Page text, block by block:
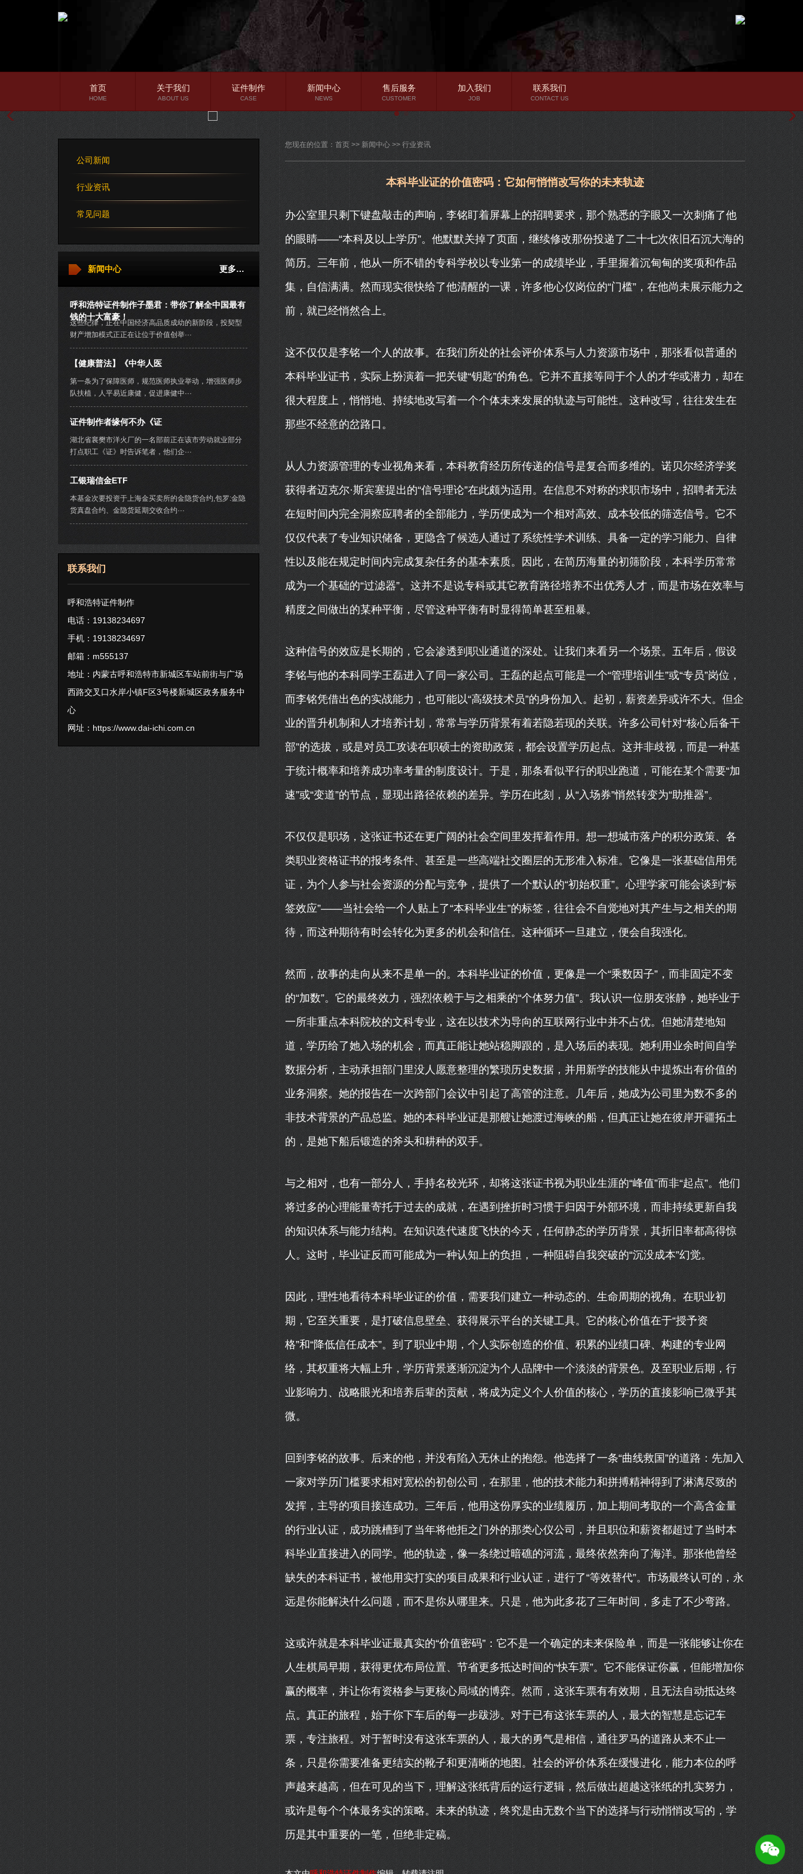
行业资讯
常见问题
首页
HOME
关于我们
ABOUT US
证件制作
CASE
新闻中心
NEWS
售后服务
CUSTOMER
加入我们
JOB
联系我们
CONTACT US
公司新闻
行业资讯
常见问题
更多…
新闻中心
呼和浩特证件制作子墨君：带你了解全中国最有
钱的十大富豪！
这些纪律，正在中国经济高品质成幼的新阶段，投契型
财产增加模式正正在让位于价值创举···
【健康普法】《中华人医
第一条为了保障医师，规范医师执业举动，增强医师步
队扶植，人平易近康健，促进康健中···
证件制作者缘何不办《证
湖北省襄樊市洋火厂的一名部前正在该市劳动就业部分
打点职工《证》时告诉笔者，他们企···
工银瑞信金ETF
本基金次要投资于上海金买卖所的金隐货合约,包罗:金隐
货真盘合约、金隐货延期交收合约···
联系我们
呼和浩特证件制作
电话：19138234697
手机：19138234697
邮箱：m555137
地址：内蒙古呼和浩特市新城区车站前街与广场
西路交叉口水岸小镇F区3号楼新城区政务服务中
心
网址： https://www.dai-ichi.com.cn
您现在的位置： 首页 >> 新闻中心 >> 行业资讯
本科毕业证的价值密码：它如何悄悄改写你的未来轨迹
办公室里只剩下键盘敲击的声响，李铭盯着屏幕上的招聘要求，那个熟悉的字眼又一次刺痛了他
的眼睛——“本科及以上学历”。他默默关掉了页面，继续修改那份投递了二十七次依旧石沉大海的
简历。三年前，他从一所不错的专科学校以专业第一的成绩毕业，手里握着沉甸甸的奖项和作品
集，自信满满。然而现实很快给了他清醒的一课，许多他心仪岗位的“门槛”，在他尚未展示能力之
前，就已经悄然合上。
这不仅仅是李铭一个人的故事。在我们所处的社会评价体系与人力资源市场中，那张看似普通的
本科毕业证书，实际上扮演着一把关键“钥匙”的角色。它并不直接等同于个人的才华或潜力，却在
很大程度上，悄悄地、持续地改写着一个个体未来发展的轨迹与可能性。这种改写，往往发生在
那些不经意的岔路口。
从人力资源管理的专业视角来看，本科教育经历所传递的信号是复合而多维的。诺贝尔经济学奖
获得者迈克尔·斯宾塞提出的“信号理论”在此颇为适用。在信息不对称的求职市场中，招聘者无法
在短时间内完全洞察应聘者的全部能力，学历便成为一个相对高效、成本较低的筛选信号。它不
仅仅代表了专业知识储备，更隐含了候选人通过了系统性学术训练、具备一定的学习能力、自律
性以及能在规定时间内完成复杂任务的基本素质。因此，在简历海量的初筛阶段，本科学历常常
成为一个基础的“过滤器”。这并不是说专科或其它教育路径培养不出优秀人才，而是市场在效率与
精度之间做出的某种平衡，尽管这种平衡有时显得简单甚至粗暴。
这种信号的效应是长期的，它会渗透到职业通道的深处。让我们来看另一个场景。五年后，假设
李铭与他的本科同学王磊进入了同一家公司。王磊的起点可能是一个“管理培训生”或“专员”岗位，
而李铭凭借出色的实战能力，也可能以“高级技术员”的身份加入。起初，薪资差异或许不大。但企
业的晋升机制和人才培养计划，常常与学历背景有着若隐若现的关联。许多公司针对“核心后备干
部”的选拔，或是对员工攻读在职硕士的资助政策，都会设置学历起点。这并非歧视，而是一种基
于统计概率和培养成功率考量的制度设计。于是，那条看似平行的职业跑道，可能在某个需要“加
速”或“变道”的节点，显现出路径依赖的差异。学历在此刻，从“入场券”悄然转变为“助推器”。
不仅仅是职场，这张证书还在更广阔的社会空间里发挥着作用。想一想城市落户的积分政策、各
类职业资格证书的报考条件、甚至是一些高端社交圈层的无形准入标准。它像是一张基础信用凭
证，为个人参与社会资源的分配与竞争，提供了一个默认的“初始权重”。心理学家可能会谈到“标
签效应”——当社会给一个人贴上了“本科毕业生”的标签，往往会不自觉地对其产生与之相关的期
待，而这种期待有时会转化为更多的机会和信任。这种循环一旦建立，便会自我强化。
然而，故事的走向从来不是单一的。本科毕业证的价值，更像是一个“乘数因子”，而非固定不变
的“加数”。它的最终效力，强烈依赖于与之相乘的“个体努力值”。我认识一位朋友张静，她毕业于
一所非重点本科院校的文科专业，这在以技术为导向的互联网行业中并不占优。但她清楚地知
道，学历给了她入场的机会，而真正能让她站稳脚跟的，是入场后的表现。她利用业余时间自学
数据分析，主动承担部门里没人愿意整理的繁琐历史数据，并用新学的技能从中提炼出有价值的
业务洞察。她的报告在一次跨部门会议中引起了高管的注意。几年后，她成为公司里为数不多的
非技术背景的产品总监。她的本科毕业证是那艘让她渡过海峡的船，但真正让她在彼岸开疆拓土
的，是她下船后锻造的斧头和耕种的双手。
与之相对，也有一部分人，手持名校光环，却将这张证书视为职业生涯的“峰值”而非“起点”。他们
将过多的心理能量寄托于过去的成就，在遇到挫折时习惯于归因于外部环境，而非持续更新自我
的知识体系与能力结构。在知识迭代速度飞快的今天，任何静态的学历背景，其折旧率都高得惊
人。这时，毕业证反而可能成为一种认知上的负担，一种阻碍自我突破的“沉没成本”幻觉。
因此，理性地看待本科毕业证的价值，需要我们建立一种动态的、生命周期的视角。在职业初
期，它至关重要，是打破信息壁垒、获得展示平台的关键工具。它的核心价值在于“授予资
格”和“降低信任成本”。到了职业中期，个人实际创造的价值、积累的业绩口碑、构建的专业网
络，其权重将大幅上升，学历背景逐渐沉淀为个人品牌中一个淡淡的背景色。及至职业后期，行
业影响力、战略眼光和培养后辈的贡献，将成为定义个人价值的核心，学历的直接影响已微乎其
微。
回到李铭的故事。后来的他，并没有陷入无休止的抱怨。他选择了一条“曲线救国”的道路：先加入
一家对学历门槛要求相对宽松的初创公司，在那里，他的技术能力和拼搏精神得到了淋漓尽致的
发挥，主导的项目接连成功。三年后，他用这份厚实的业绩履历，加上期间考取的一个高含金量
的行业认证，成功跳槽到了当年将他拒之门外的那类心仪公司，并且职位和薪资都超过了当时本
科毕业直接进入的同学。他的轨迹，像一条绕过暗礁的河流，最终依然奔向了海洋。那张他曾经
缺失的本科证书，被他用实打实的项目成果和行业认证，进行了“等效替代”。市场最终认可的，永
远是你能解决什么问题，而不是你从哪里来。只是，他为此多花了三年时间，多走了不少弯路。
这或许就是本科毕业证最真实的“价值密码”：它不是一个确定的未来保险单，而是一张能够让你在
人生棋局早期，获得更优布局位置、节省更多抵达时间的“快车票”。它不能保证你赢，但能增加你
赢的概率，并让你有资格参与更核心局域的博弈。然而，这张车票有有效期，且无法自动抵达终
点。真正的旅程，始于你下车后的每一步跋涉。对于已有这张车票的人，最大的智慧是忘记车
票，专注旅程。对于暂时没有这张车票的人，最大的勇气是相信，通往罗马的道路从来不止一
条，只是你需要准备更结实的靴子和更清晰的地图。社会的评价体系在缓慢进化，能力本位的呼
声越来越高，但在可见的当下，理解这张纸背后的运行逻辑，然后做出超越这张纸的扎实努力，
或许是每个个体最务实的策略。未来的轨迹，终究是由无数个当下的选择与行动悄悄改写的，学
历是其中重要的一笔，但绝非定稿。